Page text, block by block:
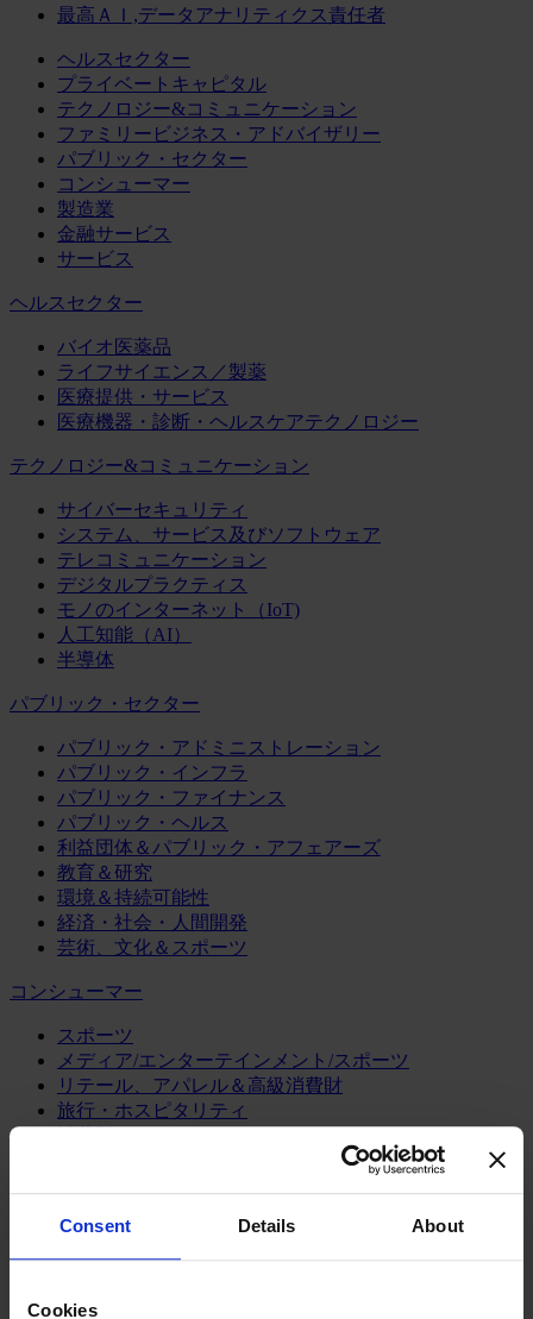
Consent Details About
Cookies
最高ＡＩ,データアナリティクス責任者
ヘルスセクター
プライベートキャピタル
テクノロジー&コミュニケーション
ファミリービジネス・アドバイザリー
パブリック・セクター
コンシューマー
製造業
金融サービス
サービス
ヘルスセクター
バイオ医薬品
ライフサイエンス／製薬
医療提供・サービス
医療機器・診断・ヘルスケアテクノロジー
テクノロジー&コミュニケーション
サイバーセキュリティ
システム、サービス及びソフトウェア
テレコミュニケーション
デジタルプラクティス
モノのインターネット（IoT)
人工知能（AI）
半導体
パブリック・セクター
パブリック・アドミニストレーション
パブリック・インフラ
パブリック・ファイナンス
パブリック・ヘルス
利益団体＆パブリック・アフェアーズ
教育＆研究
環境＆持続可能性
経済・社会・人間開発
芸術、文化＆スポーツ
コンシューマー
スポーツ
メディア/エンターテインメント/スポーツ
リテール、アパレル＆高級消費財
旅行・ホスピタリティ
エネルギー